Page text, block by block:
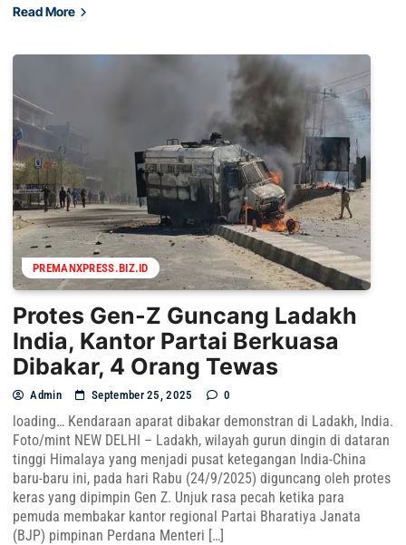
Read More
PREMANXPRESS.BIZ.ID
Protes Gen-Z Guncang Ladakh
India, Kantor Partai Berkuasa
Dibakar, 4 Orang Tewas
Admin September 25, 2025 0
loading… Kendaraan aparat dibakar demonstran di Ladakh, India.
Foto/mint NEW DELHI – Ladakh, wilayah gurun dingin di dataran
tinggi Himalaya yang menjadi pusat ketegangan India-China
baru-baru ini, pada hari Rabu (24/9/2025) diguncang oleh protes
keras yang dipimpin Gen Z. Unjuk rasa pecah ketika para
pemuda membakar kantor regional Partai Bharatiya Janata
(BJP) pimpinan Perdana Menteri […]